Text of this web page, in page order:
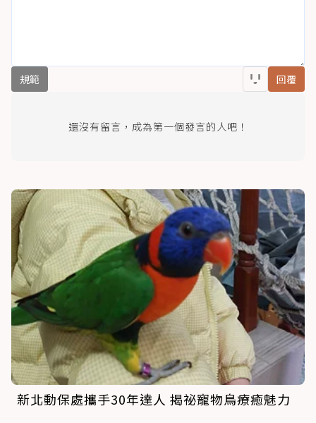
規範 回覆
還沒有留言，成為第一個發言的人吧！
新北動保處攜手30年達人 揭祕寵物鳥療癒魅力